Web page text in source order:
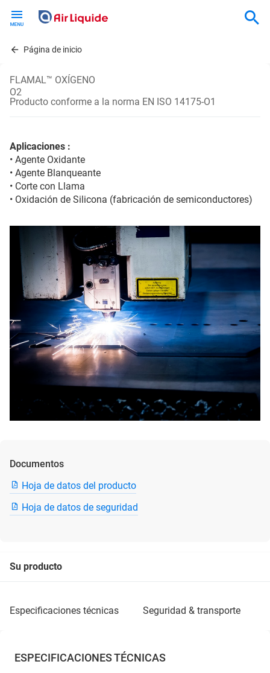
contentPágina de inicio
FLAMAL™ OXÍGENO
O2
Producto conforme a la norma EN ISO 14175-O1
Aplicaciones :
• Agente Oxidante
• Agente Blanqueante
• Corte con Llama
• Oxidación de Silicona (fabricación de semiconductores)
Documentos
Hoja de datos del producto
Hoja de datos de seguridad
Su producto
especificaciones técnicas seguridad & transporte
ESPECIFICACIONES TÉCNICAS